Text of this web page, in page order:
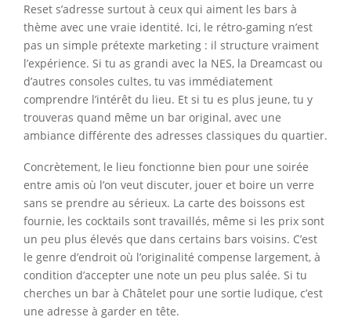
Reset s’adresse surtout à ceux qui aiment les bars à
thème avec une vraie identité. Ici, le rétro-gaming n’est
pas un simple prétexte marketing : il structure vraiment
l’expérience. Si tu as grandi avec la NES, la Dreamcast ou
d’autres consoles cultes, tu vas immédiatement
comprendre l’intérêt du lieu. Et si tu es plus jeune, tu y
trouveras quand même un bar original, avec une
ambiance différente des adresses classiques du quartier.
Concrètement, le lieu fonctionne bien pour une soirée
entre amis où l’on veut discuter, jouer et boire un verre
sans se prendre au sérieux. La carte des boissons est
fournie, les cocktails sont travaillés, même si les prix sont
un peu plus élevés que dans certains bars voisins. C’est
le genre d’endroit où l’originalité compense largement, à
condition d’accepter une note un peu plus salée. Si tu
cherches un bar à Châtelet pour une sortie ludique, c’est
une adresse à garder en tête.